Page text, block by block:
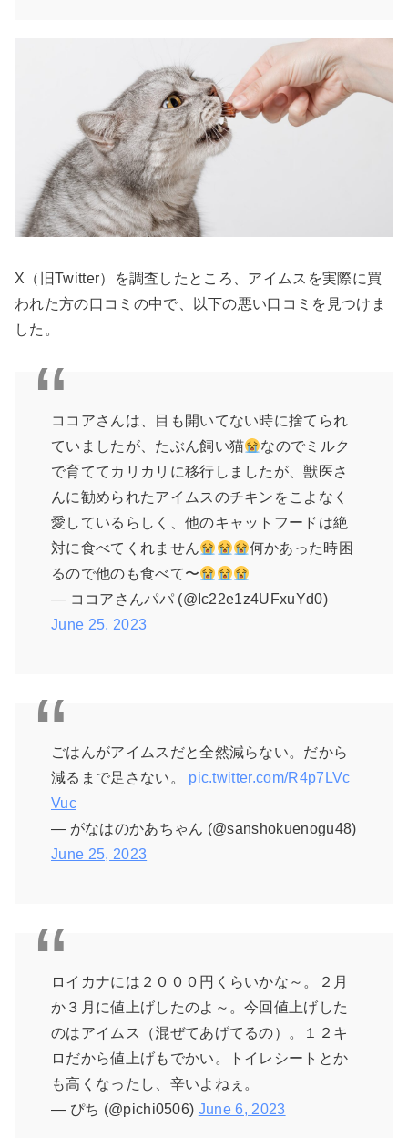
X（旧Twitter）を調査したところ、アイムスを実際に買
われた方の口コミの中で、以下の悪い口コミを見つけま
した。
ココアさんは、目も開いてない時に捨てられ
ていましたが、たぶん飼い猫
なのでミルク
で育ててカリカリに移行しましたが、獣医さ
んに勧められたアイムスのチキンをこよなく
愛しているらしく、他のキャットフードは絶
対に食べてくれません
何かあった時困
るので他のも食べて〜
— ココアさんパパ (@Ic22e1z4UFxuYd0)
June 25, 2023
ごはんがアイムスだと全然減らない。だから
減るまで足さない。 pic.twitter.com/R4p7LVc
Vuc
— がなはのかあちゃん (@sanshokuenogu48)
June 25, 2023
ロイカナには２０００円くらいかな～。２月
か３月に値上げしたのよ～。今回値上げした
のはアイムス（混ぜてあげてるの）。１２キ
ロだから値上げもでかい。トイレシートとか
も高くなったし、辛いよねぇ。
— ぴち (@pichi0506) June 6, 2023